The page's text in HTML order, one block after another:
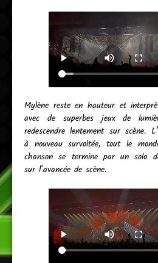
Mylène reste en hauteur et
avec de superbes jeux de
redescendre lentement sur scène.
à nouveau survoltée, tout le
chanson se termine par un solo
sur l’avancée de scène.